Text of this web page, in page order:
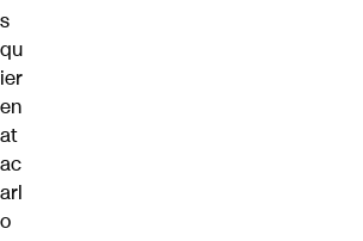
s
qu
ier
en
at
ac
arl
o